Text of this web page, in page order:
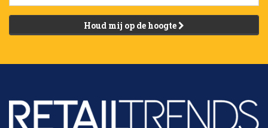
Houd mij op de hoogte